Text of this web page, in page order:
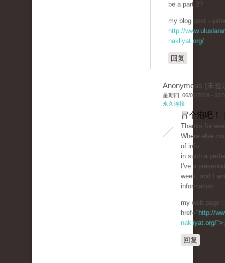
be a part 2?
my blog post -
http://
nakliyat.org/
回复
Anonymous (未验
星期四, 06/06/2019 -
永久连接
冒个泡吧！
Thanks for
Where else
of info
in such a
I've a
week, and I
information.
my web page
href=" http://
nakliyat.org/">
回复